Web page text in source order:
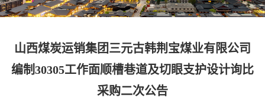
山西煤炭运销集团三元古韩荆宝煤业有限公司
编制30305工作面顺槽巷道及切眼支护设计询比
采购二次公告